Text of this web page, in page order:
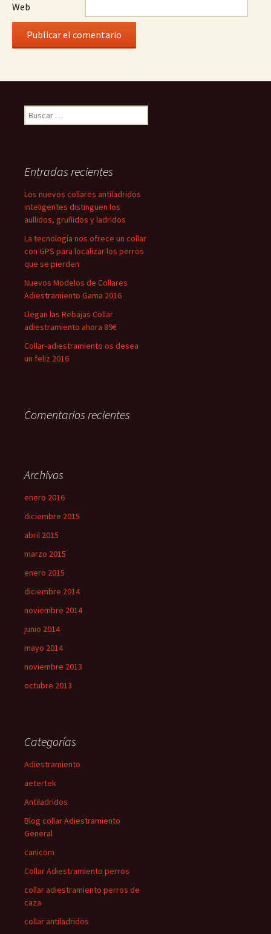
Web
Buscar:
Entradas recientes
Los nuevos collares antiladridos
inteligentes distinguen los
aullidos, gruñidos y ladridos
La tecnología nos ofrece un collar
con GPS para localizar los perros
que se pierden
Nuevos Modelos de Collares
Adiestramiento Gama 2016
Llegan las Rebajas Collar
adiestramiento ahora 89€
Collar-adiestramiento os desea
un feliz 2016
Comentarios recientes
Archivos
enero 2016
diciembre 2015
abril 2015
marzo 2015
enero 2015
diciembre 2014
noviembre 2014
junio 2014
mayo 2014
noviembre 2013
octubre 2013
Categorías
Adiestramiento
aetertek
Antiladridos
Blog collar Adiestramiento
General
canicom
Collar Adiestramiento perros
collar adiestramiento perros de
caza
collar antiladridos